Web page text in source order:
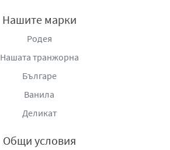
Нашите марки
Родея
Нашата транжорна
Българе
Ванила
Деликат
Общи условия